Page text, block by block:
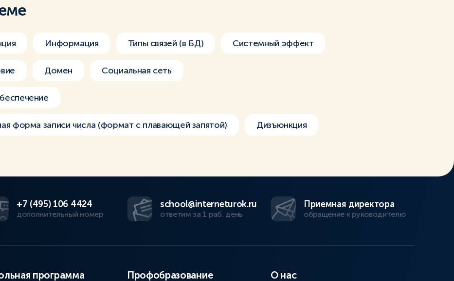
Информация Типы связей (в БД) Системный эффект
Домен Социальная сеть
форма записи числа (формат с плавающей запятой) Дизъюнкция
+7 (495) 106 4424
дополнительный номер
school@interneturok.ru
ответим за 1 раб. день
Приемная директора
обращение к руководителю
программа Профобразование О нас